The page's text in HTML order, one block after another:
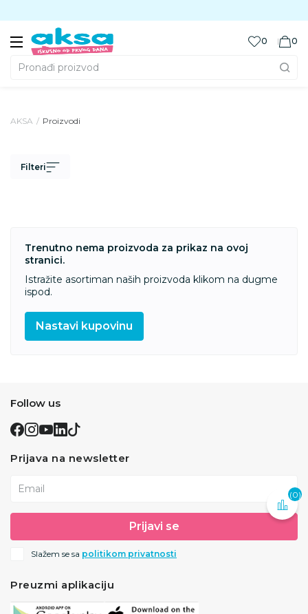
Pronađi proizvod
0 0
AKSA Proizvodi
Filteri
Trenutno nema proizvoda za prikaz na ovoj
stranici.
Istražite asortiman naših proizvoda klikom na dugme
ispod.
Nastavi kupovinu
(0)
Follow us
Prijava na newsletter
Email
Prijavi se
Slažem se sa politikom privatnosti
Preuzmi aplikaciju